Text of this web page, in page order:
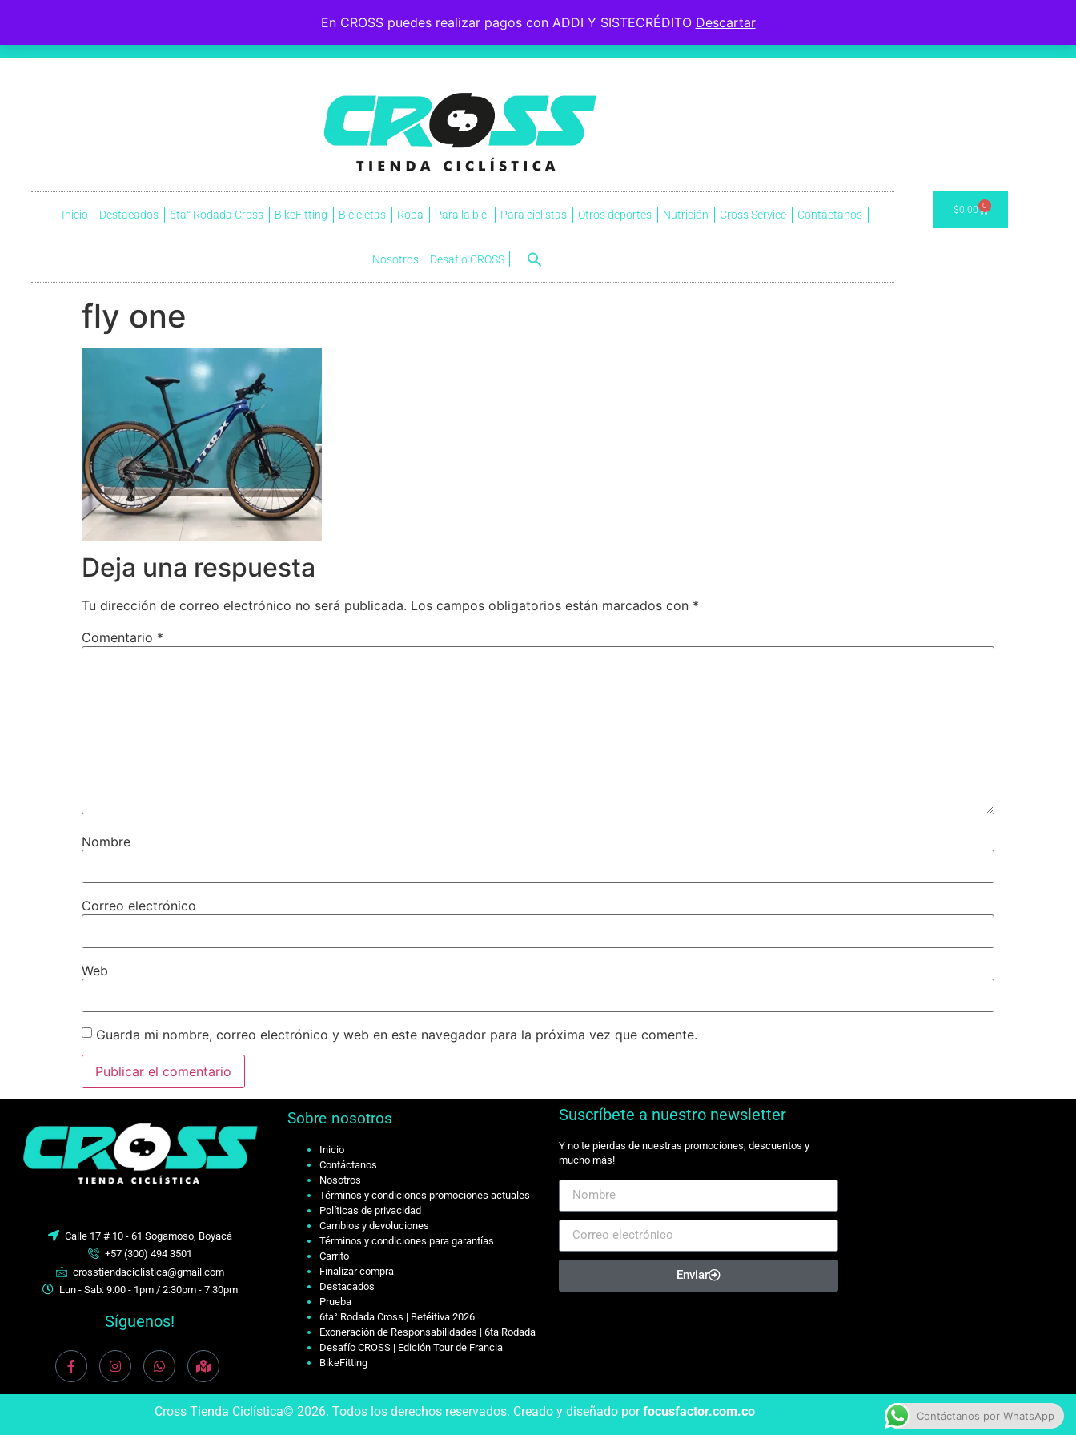
En CROSS puedes realizar pagos con ADDI Y SISTECRÉDITO Descartar
, el iniciador y perfeccionador de nuestra fe, quien, por el gozo que le esperaba, soportó la
Inicio Destacados 6ta° Rodada Cross BikeFitting Bicicletas Ropa Para la bici Para ciclistas Otros deportes Nutrición Cross Service Contáctanos
Nosotros Desafío CROSS
$0.00 0
fly one
Deja una respuesta
Tu dirección de correo electrónico no será publicada. Los campos obligatorios están marcados con *
Comentario *
Nombre
Correo electrónico
Web
Guarda mi nombre, correo electrónico y web en este navegador para la próxima vez que comente.
Calle 17 # 10 - 61 Sogamoso, Boyacá
+57 (300) 494 3501
crosstiendaciclistica@gmail.com
Lun - Sab: 9:00 - 1pm / 2:30pm - 7:30pm
Síguenos!
Sobre nosotros
Inicio
Contáctanos
Nosotros
Términos y condiciones promociones actuales
Políticas de privacidad
Cambios y devoluciones
Términos y condiciones para garantías
Carrito
Finalizar compra
Destacados
Prueba
6ta° Rodada Cross | Betéitiva 2026
Exoneración de Responsabilidades | 6ta Rodada
Desafío CROSS | Edición Tour de Francia
BikeFitting
Suscríbete a nuestro newsletter
Y no te pierdas de nuestras promociones, descuentos y
mucho más!
Enviar
Cross Tienda Ciclística© 2026. Todos los derechos reservados. Creado y diseñado porfocusfactor.com.co Contáctanos por WhatsApp